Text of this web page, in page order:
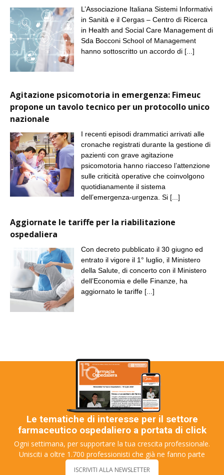
L’Associazione Italiana Sistemi Informativi
in Sanità e il Cergas – Centro di Ricerca
in Health and Social Care Management di
Sda Bocconi School of Management
hanno sottoscritto un accordo di [...]
Agitazione psicomotoria in emergenza: Fimeuc
propone un tavolo tecnico per un protocollo unico
nazionale
I recenti episodi drammatici arrivati alle
cronache registrati durante la gestione di
pazienti con grave agitazione
psicomotoria hanno riacceso l’attenzione
sulle criticità operative che coinvolgono
quotidianamente il sistema
dell’emergenza-urgenza. Si [...]
Aggiornate le tariffe per la riabilitazione
ospedaliera
Con decreto pubblicato il 30 giugno ed
entrato il vigore il 1° luglio, il Ministero
della Salute, di concerto con il Ministero
dell’Economia e delle Finanze, ha
aggiornato le tariffe [...]
Le tematiche di interesse per il settore
farmaceutico ospedaliero a portata di click
Ogni settimana, per supportare la tua crescita professionale.
Unisciti a oltre 1.700 professionisti che già ne fanno parte
ISCRIVITI ALLA NEWSLETTER